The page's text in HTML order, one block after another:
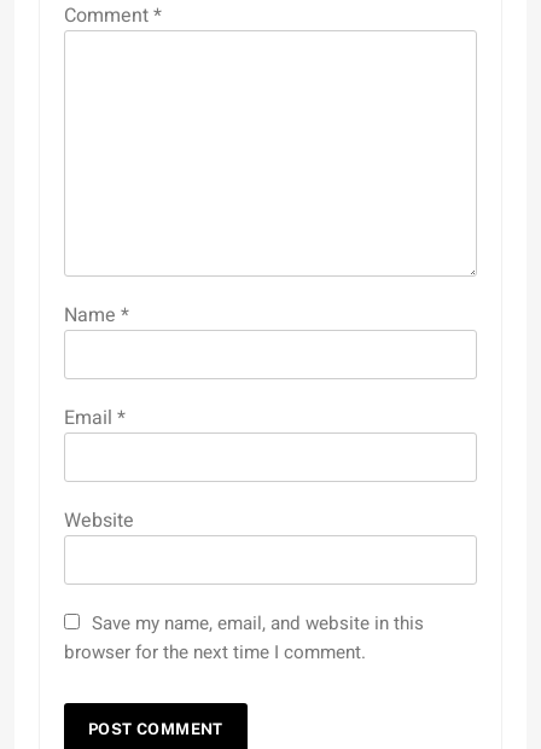
Comment*
Name *
Email *
Website
Save my name, email, and website in this
browser for the next time I comment.